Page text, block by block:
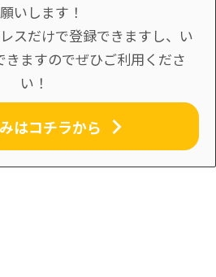
いします！
スだけで登録できますし、い
ますのでぜひご利用くださ
い！
はコチラから